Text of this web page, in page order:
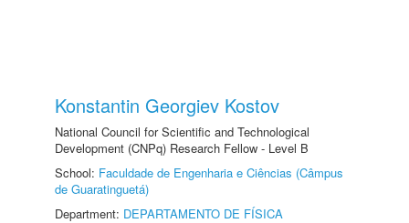
Konstantin Georgiev Kostov
National Council for Scientific and Technological
Development (CNPq) Research Fellow - Level B
School: Faculdade de Engenharia e Ciências (Câmpus
de Guaratinguetá)
Department: DEPARTAMENTO DE FÍSICA